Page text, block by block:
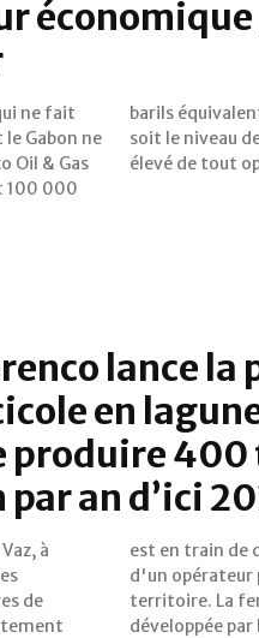
ne fait
Gabon ne
Oil & Gas
100 000
par jour,
le plus
élevé de tout
lance la
en
produire 400
par an d’ici
à
de
«